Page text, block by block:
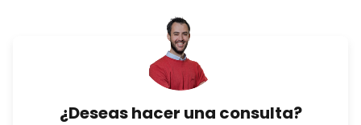
¿Deseas hacer una consulta?